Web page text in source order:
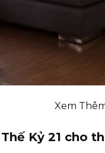
Xem
Kỷ 21 cho